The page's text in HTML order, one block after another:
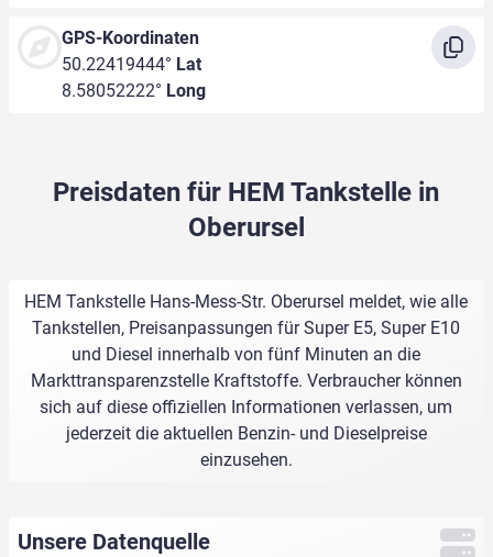
GPS-Koordinaten
50.22419444° Lat
8.58052222° Long
Preisdaten für HEM Tankstelle in
Oberursel
HEM Tankstelle Hans-Mess-Str. Oberursel meldet, wie alle
Tankstellen, Preisanpassungen für Super E5, Super E10
und Diesel innerhalb von fünf Minuten an die
Markttransparenzstelle Kraftstoffe. Verbraucher können
sich auf diese offiziellen Informationen verlassen, um
jederzeit die aktuellen Benzin- und Dieselpreise
einzusehen.
Unsere Datenquelle